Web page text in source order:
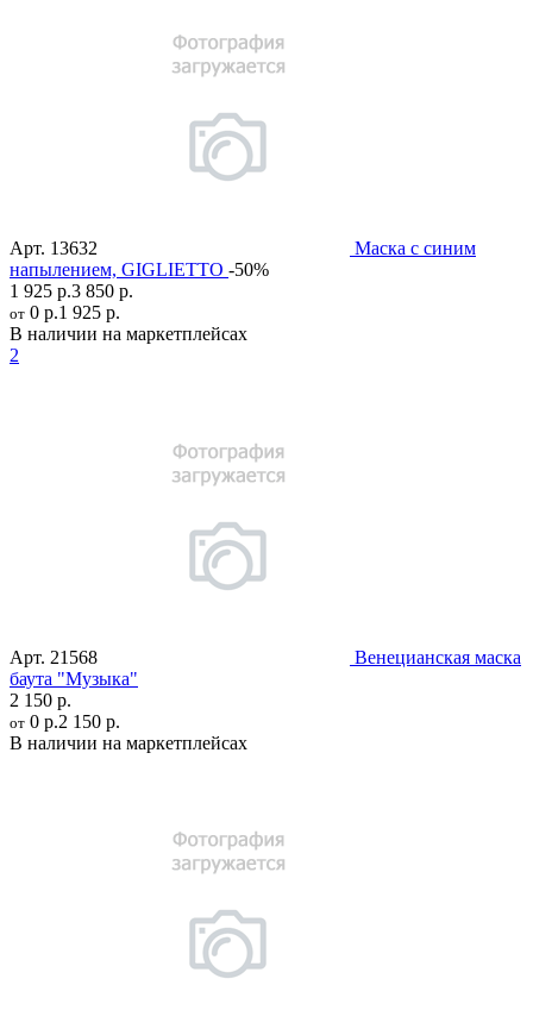
Арт. 13632
Маска с синим
напылением, GIGLIETTO -50%
1 925 р.3 850 р.
от 0 р.1 925 р.
В наличии на маркетплейсах
2
Арт. 21568
Венецианская маска
баута "Музыка"
2 150 р.
от 0 р.2 150 р.
В наличии на маркетплейсах